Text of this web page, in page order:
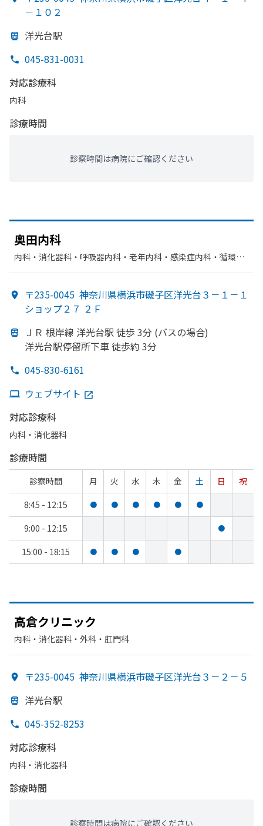
－１０２
洋光台駅
045-831-0031
対応診療科
内科
診療時間
診察時間は病院にご確認ください
奥田内科
内科・​消化器科・​呼吸器内科・​老年内科・​感染症内科・​循環器
〒235-0045 神奈川県横浜市磯子区洋光台３－１－１
ショップ２７ ２Ｆ
ＪＲ 根岸線 洋光台駅 徒歩 3分 (バスの場合)
洋光台駅停留所下車 徒歩約 3分
045-830-6161
ウェブサイト
対応診療科
内科・​消化器科
診療時間
診察時間 月 火 水 木 金 土 日
祝
8:45 - 12:15
● ● ● ● ● ●
9:00 - 12:15 ●
15:00 - 18:15 ● ● ● ●
高倉クリニック
内科・​消化器科・​外科・​肛門科
〒235-0045 神奈川県横浜市磯子区洋光台３－２－５
洋光台駅
045-352-8253
対応診療科
内科・​消化器科
診療時間
診察時間は病院にご確認ください